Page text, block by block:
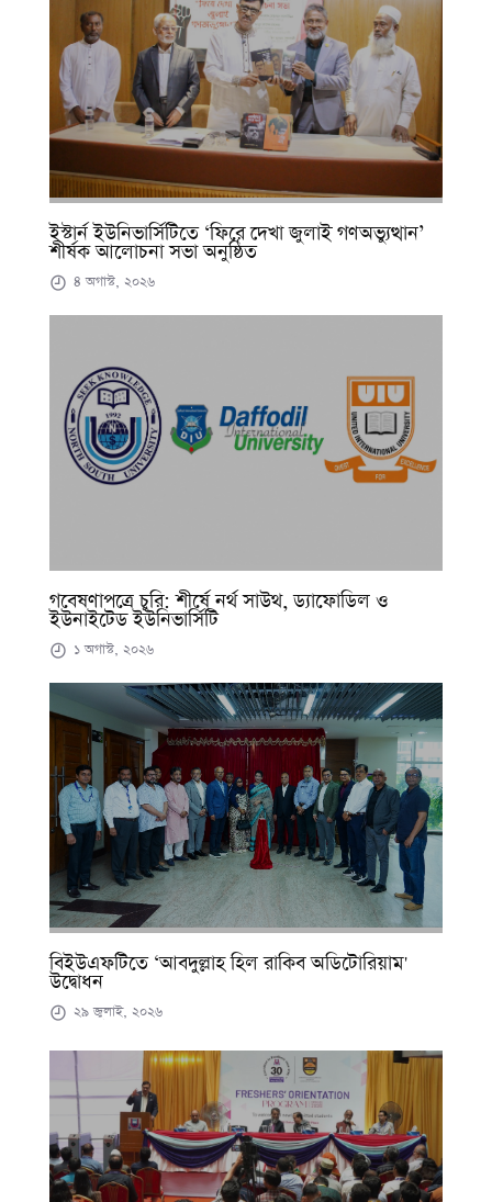
ইস্টার্ন ইউনিভার্সিটিতে ‘ফিরে দেখা জুলাই গণঅভ্যুত্থান’
শীর্ষক আলোচনা সভা অনুষ্ঠিত
৪ অগাস্ট, ২০২৬
গবেষণাপত্রে চুরি: শীর্ষে নর্থ সাউথ, ড্যাফোডিল ও
ইউনাইটেড ইউনিভার্সিটি
১ অগাস্ট, ২০২৬
বিইউএফটিতে ‘আবদুল্লাহ হিল রাকিব অডিটোরিয়াম'
উদ্বোধন
২৯ জুলাই, ২০২৬